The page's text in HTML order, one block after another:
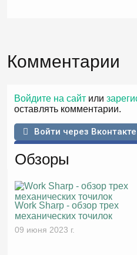
Комментарии
Войдите на сайт или
оставлять комментарии.
Войти через Вконтакте
Обзоры
Work Sharp - обзор трех
механических точилок
09 июня 2023 г.